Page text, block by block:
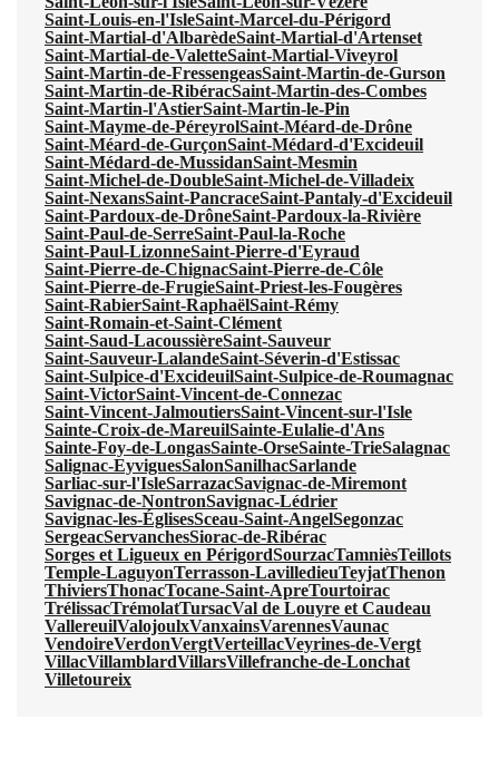
Saint-Louis-en-l'IsleSaint-Marcel-du-Périgord
Saint-Martial-d'AlbarèdeSaint-Martial-d'Artenset
Saint-Martial-de-ValetteSaint-Martial-Viveyrol
Saint-Martin-de-FressengeasSaint-Martin-de-Gurson
Saint-Martin-de-RibéracSaint-Martin-des-Combes
Saint-Martin-l'AstierSaint-Martin-le-Pin
Saint-Mayme-de-PéreyrolSaint-Méard-de-Drône
Saint-Méard-de-GurçonSaint-Médard-d'Excideuil
Saint-Médard-de-MussidanSaint-Mesmin
Saint-Michel-de-DoubleSaint-Michel-de-Villadeix
Saint-NexansSaint-PancraceSaint-Pantaly-d'Excideuil
Saint-Pardoux-de-DrôneSaint-Pardoux-la-Rivière
Saint-Paul-de-SerreSaint-Paul-la-Roche
Saint-Paul-LizonneSaint-Pierre-d'Eyraud
Saint-Pierre-de-ChignacSaint-Pierre-de-Côle
Saint-Pierre-de-FrugieSaint-Priest-les-Fougères
Saint-RabierSaint-RaphaëlSaint-Rémy
Saint-Romain-et-Saint-Clément
Saint-Saud-LacoussièreSaint-Sauveur
Saint-Sauveur-LalandeSaint-Séverin-d'Estissac
Saint-Sulpice-d'ExcideuilSaint-Sulpice-de-Roumagnac
Saint-VictorSaint-Vincent-de-Connezac
Saint-Vincent-JalmoutiersSaint-Vincent-sur-l'Isle
Sainte-Croix-de-MareuilSainte-Eulalie-d'Ans
Sainte-Foy-de-LongasSainte-OrseSainte-TrieSalagnac
Salignac-EyviguesSalonSanilhacSarlande
Sarliac-sur-l'IsleSarrazacSavignac-de-Miremont
Savignac-de-NontronSavignac-Lédrier
Savignac-les-ÉglisesSceau-Saint-AngelSegonzac
SergeacServanchesSiorac-de-Ribérac
Sorges et Ligueux en PérigordSourzacTamnièsTeillots
Temple-LaguyonTerrasson-LavilledieuTeyjatThenon
ThiviersThonacTocane-Saint-ApreTourtoirac
TrélissacTrémolatTursacVal de Louyre et Caudeau
VallereuilValojoulxVanxainsVarennesVaunac
VendoireVerdonVergtVerteillacVeyrines-de-Vergt
VillacVillamblardVillarsVillefranche-de-Lonchat
Villetoureix